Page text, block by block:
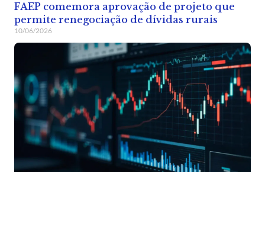
FAEP comemora aprovação de projeto que
permite renegociação de dívidas rurais
10/06/2026